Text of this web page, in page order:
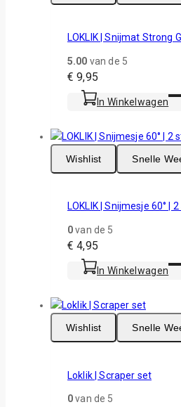
LOKLIK | Snijmat Strong
5.00 van de 5
€ 9,95
In Winkelwagen
Wishlist Snelle
LOKLIK | Snijmesje 60° |
0van de 5
€ 4,95
In Winkelwagen
Wishlist Snelle
Loklik | Scraper set
0van de 5